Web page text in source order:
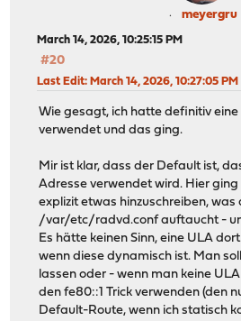
meyergru
March 14, 2026, 10:25:15 PM
#20
Last Edit: March 14, 2026, 10:27:05
Wie gesagt, ich hatte definitiv eine
verwendet und das ging.
Mir ist klar, dass der Default ist,
Adresse verwendet wird. Hier
explizit etwas hinzuschreiben, was
/var/etc/radvd.conf auftaucht -
Es hätte keinen Sinn, eine ULA
wenn diese dynamisch ist. Man
lassen oder - wenn man keine
den fe80::1 Trick verwenden (den
Default-Route, wenn ich statisch